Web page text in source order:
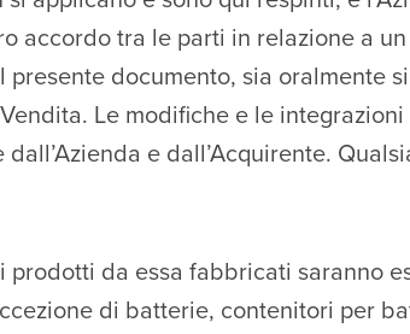
accordo tra le parti in relazione a
documento, sia oralmente
Le modifiche e le
e dall’Acquirente.
prodotti da essa fabbricati
di batterie, contenitori per